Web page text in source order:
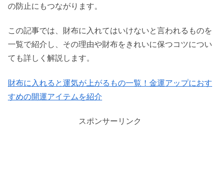
の防止にもつながります。
この記事では、財布に入れてはいけないと言われるものを
一覧で紹介し、その理由や財布をきれいに保つコツについ
ても詳しく解説します。
財布に入れると運気が上がるもの一覧！金運アップにおす
すめの開運アイテムを紹介
スポンサーリンク